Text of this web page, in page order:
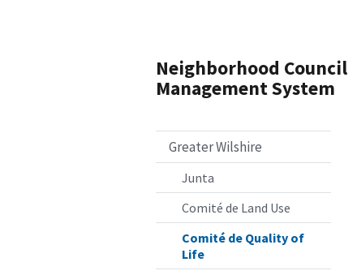
Neighborhood Council
Management System
Greater Wilshire
Junta
Comité de Land Use
Comité de Quality of
Life